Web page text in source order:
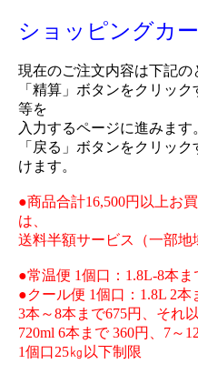
ショッピングカ
現在のご注文内容は下記の
「精算」ボタンをクリッ
等を
入力するページに進みます
「戻る」ボタンをクリッ
けます。
●商品合計16,500円以上お
は、
送料半額サービス（一部地
●常温便 1個口：1.8L-8本ま
●クール便 1個口：1.8L 2本
3本～8本まで675円、それ
720ml 6本まで 360円、7～
1個口25㎏以下制限